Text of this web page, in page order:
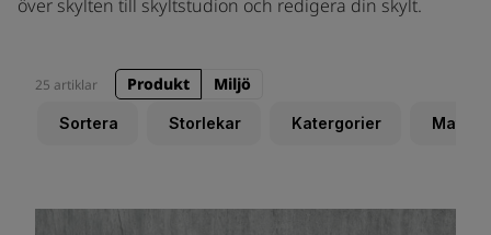
över skylten till skyltstudion och redigera din skylt.
Sortera Storlekar Katergorier
25 artiklar Produkt Miljö